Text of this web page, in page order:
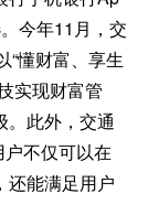
今年11月，交
“懂财富、享生
实现财富管
。此外，交通
不仅可以在
还能满足用户